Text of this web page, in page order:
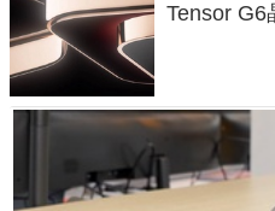
Tensor G6